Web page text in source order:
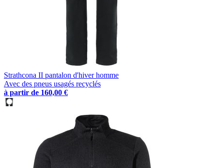
Strathcona II pantalon d'hiver homme
Avec des pneus usagés recyclés
à partir de 160,00 €